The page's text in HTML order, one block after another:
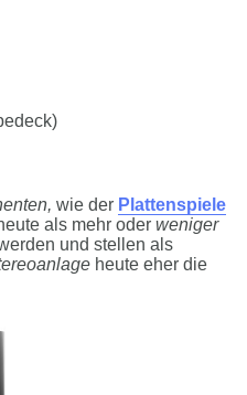
wie der Plattenspiele
als mehr oder weniger
und stellen als
heute eher die